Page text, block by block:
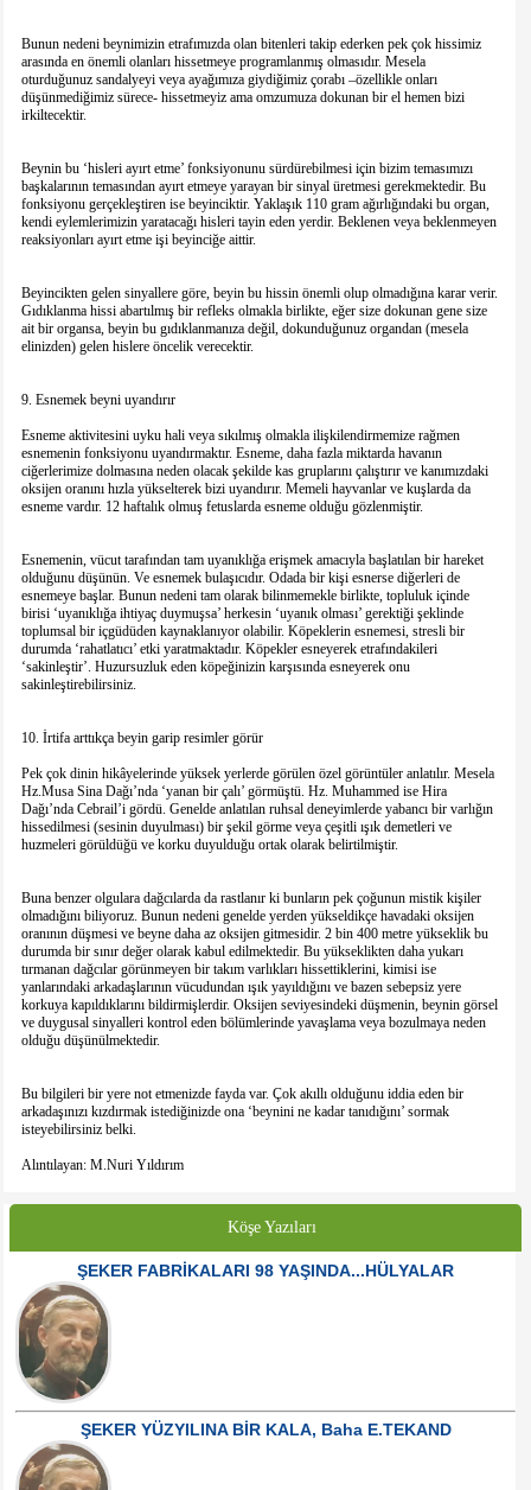
Bunun nedeni beynimizin etrafımızda olan bitenleri takip ederken pek çok hissimiz
arasında en önemli olanları hissetmeye programlanmış olmasıdır. Mesela
oturduğunuz sandalyeyi veya ayağımıza giydiğimiz çorabı –özellikle onları
düşünmediğimiz sürece- hissetmeyiz ama omzumuza dokunan bir el hemen bizi
irkiltecektir.
Beynin bu ‘hisleri ayırt etme’ fonksiyonunu sürdürebilmesi için bizim temasımızı
başkalarının temasından ayırt etmeye yarayan bir sinyal üretmesi gerekmektedir. Bu
fonksiyonu gerçekleştiren ise beyinciktir. Yaklaşık 110 gram ağırlığındaki bu organ,
kendi eylemlerimizin yaratacağı hisleri tayin eden yerdir. Beklenen veya beklenmeyen
reaksiyonları ayırt etme işi beyinciğe aittir.
Beyincikten gelen sinyallere göre, beyin bu hissin önemli olup olmadığına karar verir.
Gıdıklanma hissi abartılmış bir refleks olmakla birlikte, eğer size dokunan gene size
ait bir organsa, beyin bu gıdıklanmanıza değil, dokunduğunuz organdan (mesela
elinizden) gelen hislere öncelik verecektir.
9. Esnemek beyni uyandırır
Esneme aktivitesini uyku hali veya sıkılmış olmakla ilişkilendirmemize rağmen
esnemenin fonksiyonu uyandırmaktır. Esneme, daha fazla miktarda havanın
ciğerlerimize dolmasına neden olacak şekilde kas gruplarını çalıştırır ve kanımızdaki
oksijen oranını hızla yükselterek bizi uyandırır. Memeli hayvanlar ve kuşlarda da
esneme vardır. 12 haftalık olmuş fetuslarda esneme olduğu gözlenmiştir.
Esnemenin, vücut tarafından tam uyanıklığa erişmek amacıyla başlatılan bir hareket
olduğunu düşünün. Ve esnemek bulaşıcıdır. Odada bir kişi esnerse diğerleri de
esnemeye başlar. Bunun nedeni tam olarak bilinmemekle birlikte, topluluk içinde
birisi ‘uyanıklığa ihtiyaç duymuşsa’ herkesin ‘uyanık olması’ gerektiği şeklinde
toplumsal bir içgüdüden kaynaklanıyor olabilir. Köpeklerin esnemesi, stresli bir
durumda ‘rahatlatıcı’ etki yaratmaktadır. Köpekler esneyerek etrafındakileri
‘sakinleştir’. Huzursuzluk eden köpeğinizin karşısında esneyerek onu
sakinleştirebilirsiniz.
10. İrtifa arttıkça beyin garip resimler görür
Pek çok dinin hikâyelerinde yüksek yerlerde görülen özel görüntüler anlatılır. Mesela
Hz.Musa Sina Dağı’nda ‘yanan bir çalı’ görmüştü. Hz. Muhammed ise Hira
Dağı’nda Cebrail’i gördü. Genelde anlatılan ruhsal deneyimlerde yabancı bir varlığın
hissedilmesi (sesinin duyulması) bir şekil görme veya çeşitli ışık demetleri ve
huzmeleri görüldüğü ve korku duyulduğu ortak olarak belirtilmiştir.
Buna benzer olgulara dağcılarda da rastlanır ki bunların pek çoğunun mistik kişiler
olmadığını biliyoruz. Bunun nedeni genelde yerden yükseldikçe havadaki oksijen
oranının düşmesi ve beyne daha az oksijen gitmesidir. 2 bin 400 metre yükseklik bu
durumda bir sınır değer olarak kabul edilmektedir. Bu yükseklikten daha yukarı
tırmanan dağcılar görünmeyen bir takım varlıkları hissettiklerini, kimisi ise
yanlarındaki arkadaşlarının vücudundan ışık yayıldığını ve bazen sebepsiz yere
korkuya kapıldıklarını bildirmişlerdir. Oksijen seviyesindeki düşmenin, beynin görsel
ve duygusal sinyalleri kontrol eden bölümlerinde yavaşlama veya bozulmaya neden
olduğu düşünülmektedir.
Bu bilgileri bir yere not etmenizde fayda var. Çok akıllı olduğunu iddia eden bir
arkadaşınızı kızdırmak istediğinizde ona ‘beynini ne kadar tanıdığını’ sormak
isteyebilirsiniz belki.
Alıntılayan: M.Nuri Yıldırım
Köşe Yazıları
ŞEKER FABRİKALARI 98 YAŞINDA...HÜLYALAR
ŞEKER YÜZYILINA BİR KALA, Baha E.TEKAND